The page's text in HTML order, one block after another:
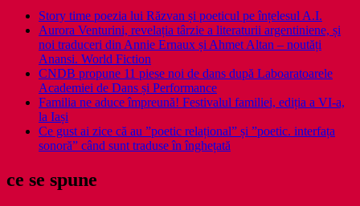
Story time poezia lui Răzvan și poeticul pe înțelesul A.I.
Aurora Venturini, revelația târzie a literaturii argentiniene, și
noi traduceri din Annie Ernaux și Ahmet Altan – noutăți
Anansi. World Fiction
CNDB propune 11 piese noi de dans după Laboaratoarele
Academiei de Dans și Performance
Familia ne aduce împreună! Festivalul familiei, ediția a VI-a,
la Iași
Ce gust ai zice că au ”poetic relațional” și ”poetic. interfața
sonoră” când sunt traduse în înghețată
ce se spune